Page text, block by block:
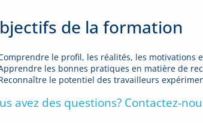
de la formation
le profil, les réalités, les motivations
les bonnes pratiques en matière de
le potentiel des travailleurs
avez des questions? Contactez-